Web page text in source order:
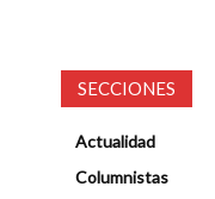
SECCIONES
Actualidad
Columnistas